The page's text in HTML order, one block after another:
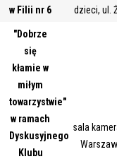
w Filii nr 6 dzieci, ul.
"Dobrze
się
kłamie w
miłym
towarzystwie"
w ramach
Dyskusyjnego
Klubu
sala